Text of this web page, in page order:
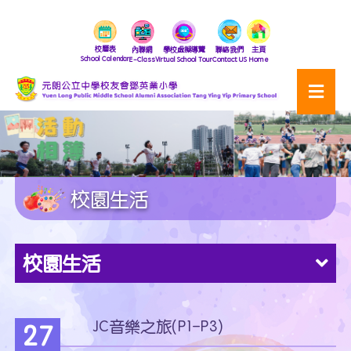
校曆表
School Calendar
內聯網
E-Class
學校虛擬導覽
Virtual School Tour
聯絡我們
Contact US
主頁
Home
校園生活
校園生活
27 JC音樂之旅(P1-P3)